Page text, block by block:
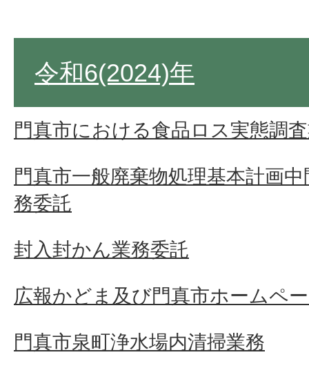
令和6(2024)年
門真市における食品ロス実態調
門真市一般廃棄物処理基本計画
務委託
封入封かん業務委託
広報かどま及び門真市ホームペ
門真市泉町浄水場内清掃業務